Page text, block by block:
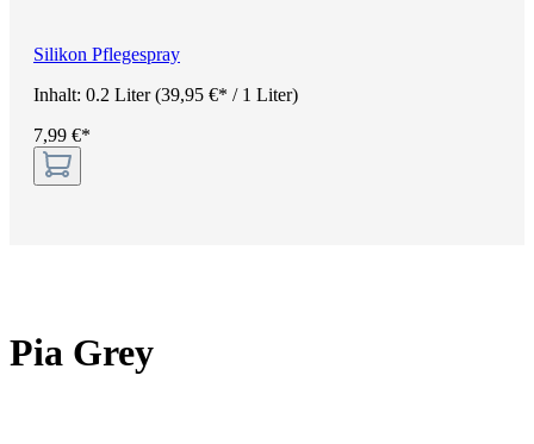
Silikon Pflegespray
Inhalt: 0.2 Liter(39,95 €* / 1 Liter)
7,99 €*
Pia Grey